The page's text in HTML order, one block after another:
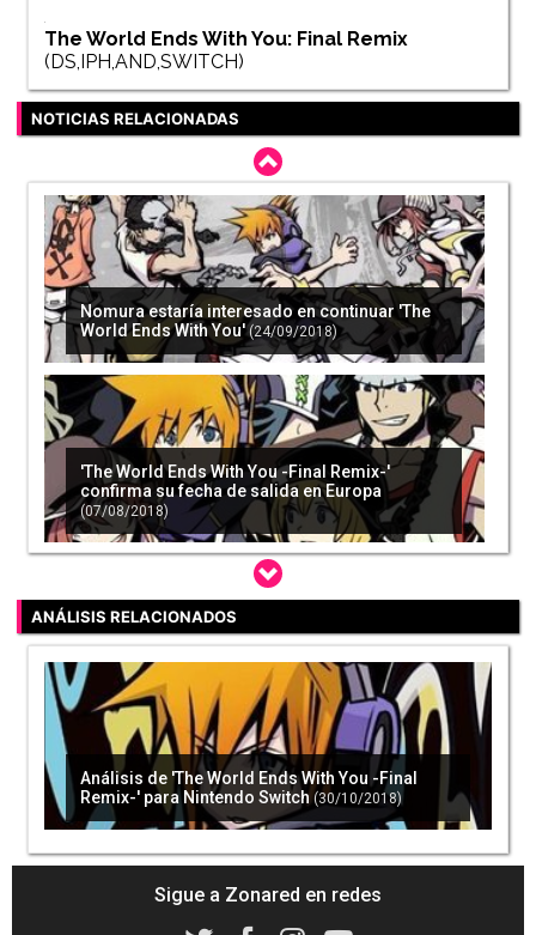
The World Ends With You: Final Remix
(DS,IPH,AND,SWITCH)
NOTICIAS RELACIONADAS
Nomura estaría interesado en continuar 'The
World Ends With You' (24/09/2018)
'The World Ends With You -Final Remix-'
confirma su fecha de salida en Europa
(07/08/2018)
Nintendo supera los 700 millones de consolas
vendidas (13/08/2018)
ANÁLISIS RELACIONADOS
Análisis de 'The World Ends With You -Final
Remix-' para Nintendo Switch (30/10/2018)
Sigue a Zonared en redes